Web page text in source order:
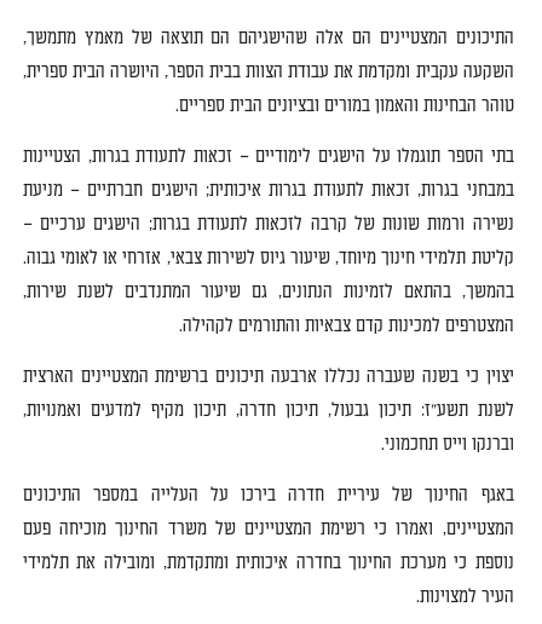
התיכונים המצטיינים הם אלה שהישגיהם הם תוצאה של מאמץ מתמשך,
השקעה עקבית ומקדמת את עבודת הצוות בבית הספר, היושרה הבית ספרית,
טוהר הבחינות והאמון במורים ובציונים הבית ספריים.
בתי הספר תוגמלו על הישגים לימודיים –זכאות לתעודת בגרות, הצטיינות
במבחני בגרות, זכאות לתעודת בגרות איכותית; הישגים חברתיים – מניעת
נשירה ורמות שונות של קרבה לזכאות לתעודת בגרות; הישגים ערכיים–
קליטת תלמידי חינוך מיוחד, שיעור גיוס לשירות צבאי, אזרחי או לאומי גבוה.
בהמשך,בהתאם לזמינות הנתונים, גם שיעור המתנדבים לשנת שירות,
המצטרפים למכינות קדם צבאיות והתורמים לקהילה.
יצוין כי בשנה שעברה נכללו ארבעה תיכונים ברשימת המצטיינים הארצית
לשנת תשע"ז:תיכון גבעול,תיכון חדרה,תיכון מקיף למדעים ואמנויות,
וברנקו וייס תחכמוני.
באגף החינוך של עיריית חדרה בירכו על העלייה במספר התיכונים
המצטיינים, ואמרו כי רשימת המצטיינים של משרד החינוך מוכיחה פעם
נוספת כי מערכת החינוך בחדרה איכותית ומתקדמת, ומובילה את תלמידי
העיר למצוינות.